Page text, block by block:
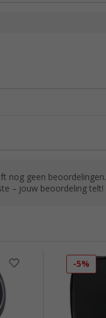
nog geen beoordelingen.
– jouw beoordeling telt!
-5%